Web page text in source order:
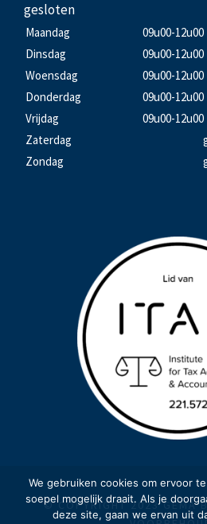
gesloten
Maandag 09u00-12u00
Dinsdag
09u00-12u00
Woensdag
09u00-12u00
Donderdag
09u00-12u00
Vrijdag
09u00-12u00
Zaterdag
Zondag
© COPYRIGHT 2023 GEMA
We gebruiken cookies om ervoor
soepel mogelijk draait. Als je
deze site, gaan we ervan uit